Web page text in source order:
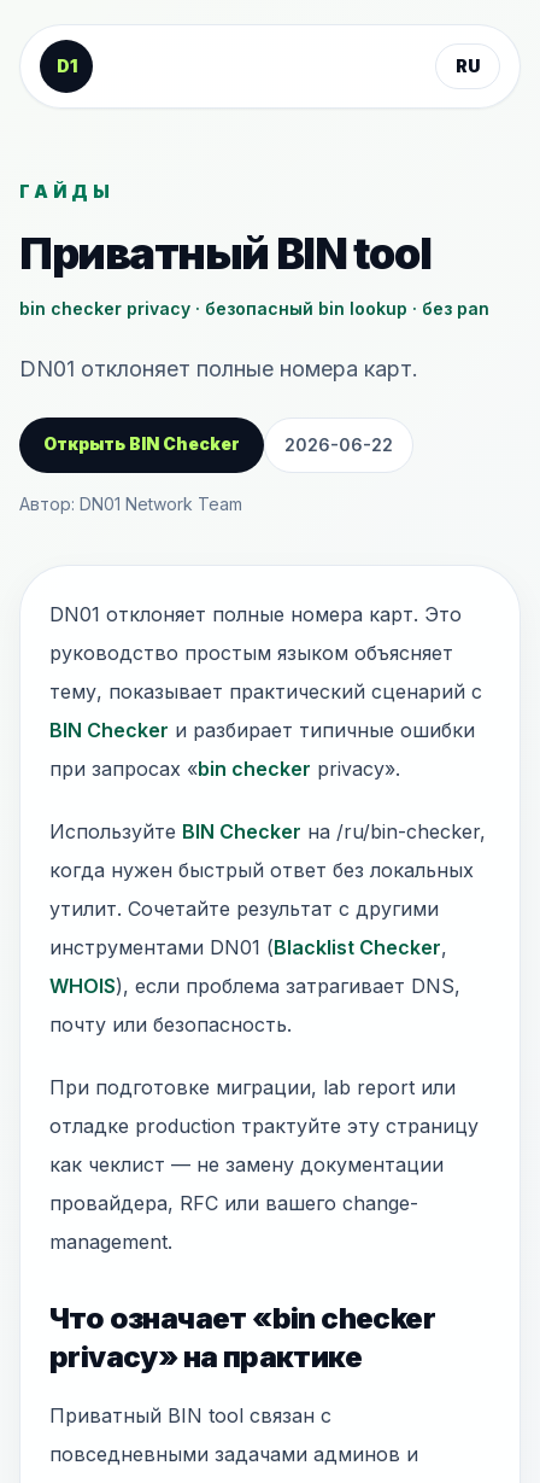
К содержанию
D1
RU
ГАЙДЫ
Приватный BIN tool
bin checker privacy · безопасный bin lookup · без pan
DN01 отклоняет полные номера карт.
Открыть BIN Checker 2026-06-22
Автор: DN01 Network Team
DN01 отклоняет полные номера карт. Это
руководство простым языком объясняет
тему, показывает практический сценарий с
BIN Checker и разбирает типичные ошибки
при запросах «bin checker privacy».
Используйте BIN Checker на /ru/bin-checker,
когда нужен быстрый ответ без локальных
утилит. Сочетайте результат с другими
инструментами DN01 (Blacklist Checker,
WHOIS), если проблема затрагивает DNS,
почту или безопасность.
При подготовке миграции, lab report или
отладке production трактуйте эту страницу
как чеклист — не замену документации
провайдера, RFC или вашего change-
management.
Что означает «bin checker
privacy» на практике
Приватный BIN tool связан с
повседневными задачами админов и